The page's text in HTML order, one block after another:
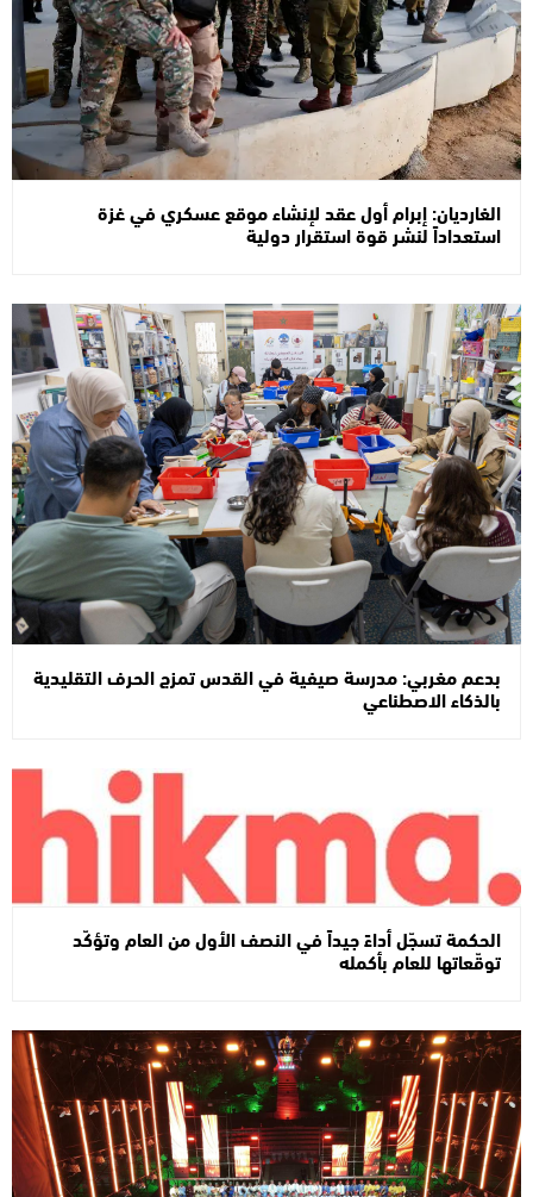
الغارديان: إبرام أول عقد لإنشاء موقع عسكري في غزة
استعداداً لنشر قوة استقرار دولية
بدعم مغربي: مدرسة صيفية في القدس تمزج الحرف التقليدية
بالذكاء الاصطناعي
الحكمة تسجّل أداءً جيداً في النصف الأول من العام وتؤكّد
توقّعاتها للعام بأكمله